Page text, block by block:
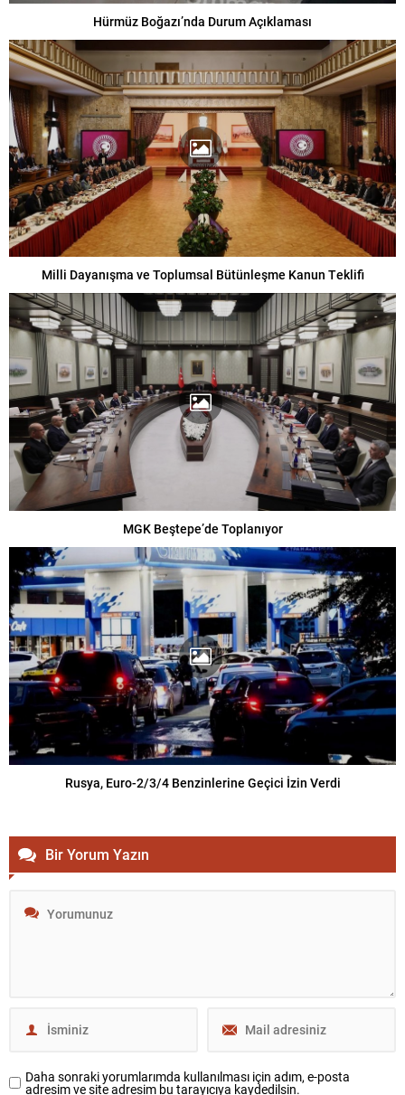
Hürmüz Boğazı’nda Durum Açıklaması
Milli Dayanışma ve Toplumsal Bütünleşme Kanun Teklifi
MGK Beştepe’de Toplanıyor
Rusya, Euro-2/3/4 Benzinlerine Geçici İzin Verdi
Bir Yorum Yazın
Daha sonraki yorumlarımda kullanılması için adım, e-posta
adresim ve site adresim bu tarayıcıya kaydedilsin.